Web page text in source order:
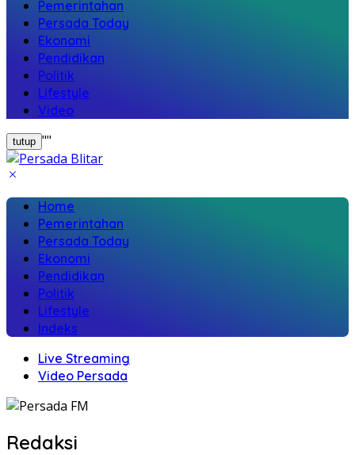
Pemerintahan
Persada Today
Ekonomi
Pendidikan
Politik
Lifestyle
Video
tutup ""
Home
Pemerintahan
Persada Today
Ekonomi
Pendidikan
Politik
Lifestyle
Indeks
Live Streaming
Video Persada
Redaksi